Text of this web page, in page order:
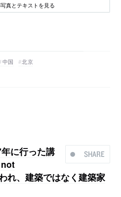
真とテキストを見る
中国 北京
SHARE
に行った講
れ、建築ではなく建築家